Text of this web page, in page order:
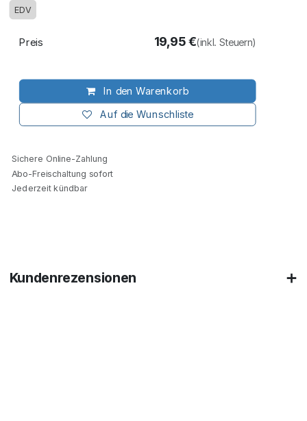
EDV
In den Warenkorb
Auf die Wunschliste
Preis 19,95€(inkl. Steuern)
Sichere Online-Zahlung
Abo-Freischaltung sofort
Jederzeit kündbar
Kundenrezensionen